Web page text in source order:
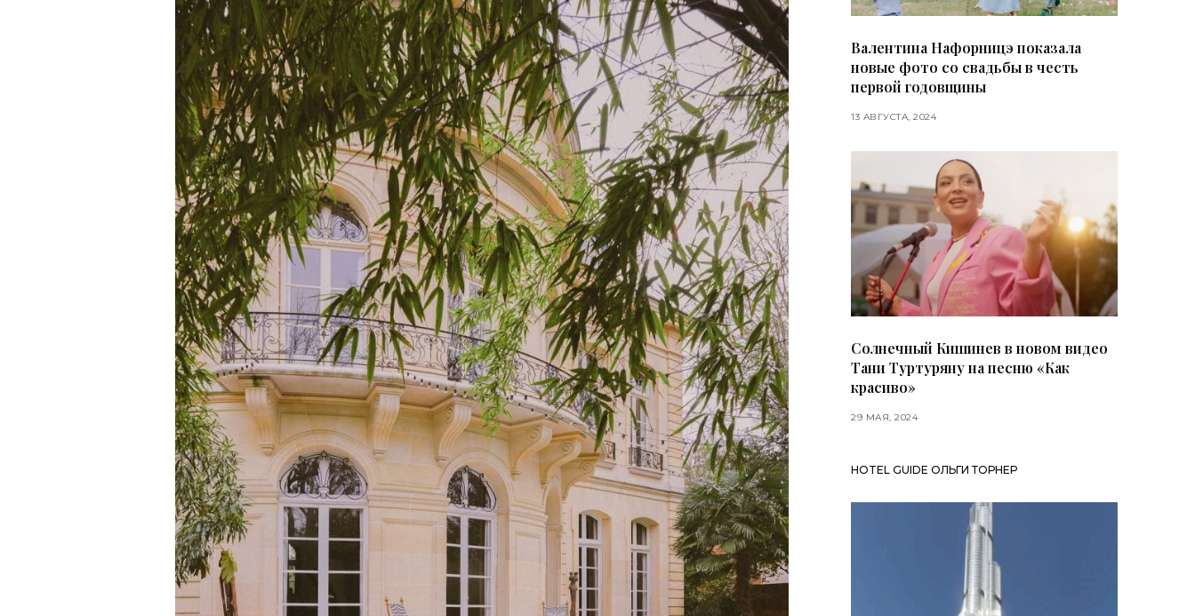
Валентина Нафорницэ показала
новые фото со свадьбы в честь
первой годовщины
13 АВГУСТА, 2024
Солнечный Кишинев в новом видео
Тани Туртуряну на песню «Как
красиво»
29 МАЯ, 2024
HOTEL GUIDE ОЛЬГИ ТОРНЕР